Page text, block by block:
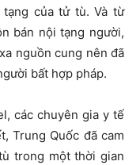
của tử tù. Và từ
bán nội tạng người,
nguồn cung nên đã
bất hợp pháp.
các chuyên gia y tế
Trung Quốc đã cam
trong một thời gian